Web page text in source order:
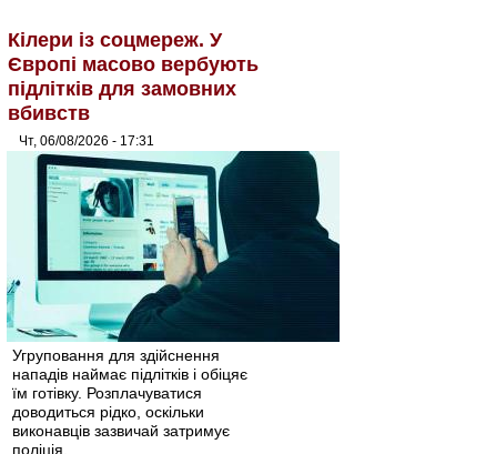
Кілери із соцмереж. У
Європі масово вербують
підлітків для замовних
вбивств
Чт, 06/08/2026 - 17:31
Угруповання для здійснення
нападів наймає підлітків і обіцяє
їм готівку. Розплачуватися
доводиться рідко, оскільки
виконавців зазвичай затримує
поліція.